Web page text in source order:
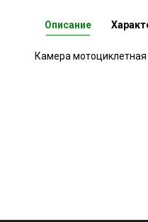
Описание
Камера